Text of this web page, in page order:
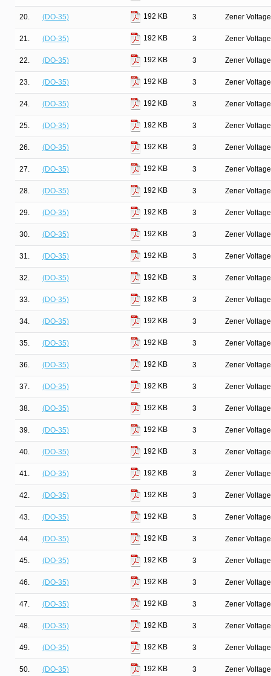
20. (DO-35) 192 KB 3 Zener
21. (DO-35) 192 KB 3 Zener
22. (DO-35) 192 KB 3 Zener
23. (DO-35) 192 KB 3 Zener
24. (DO-35) 192 KB 3 Zener
25. (DO-35) 192 KB 3 Zener
26. (DO-35) 192 KB 3 Zener
27. (DO-35) 192 KB 3 Zener
28. (DO-35) 192 KB 3 Zener
29. (DO-35) 192 KB 3 Zener
30. (DO-35) 192 KB 3 Zener
31. (DO-35) 192 KB 3 Zener
32. (DO-35) 192 KB 3 Zener
33. (DO-35) 192 KB 3 Zener
34. (DO-35) 192 KB 3 Zener
35. (DO-35) 192 KB 3 Zener
36. (DO-35) 192 KB 3 Zener
37. (DO-35) 192 KB 3 Zener
38. (DO-35) 192 KB 3 Zener
39. (DO-35) 192 KB 3 Zener
40. (DO-35) 192 KB 3 Zener
41. (DO-35) 192 KB 3 Zener
42. (DO-35) 192 KB 3 Zener
43. (DO-35) 192 KB 3 Zener
44. (DO-35) 192 KB 3 Zener
45. (DO-35) 192 KB 3 Zener
46. (DO-35) 192 KB 3 Zener
47. (DO-35) 192 KB 3 Zener
48. (DO-35) 192 KB 3 Zener
49. (DO-35) 192 KB 3 Zener
50. (DO-35) 192 KB 3 Zener